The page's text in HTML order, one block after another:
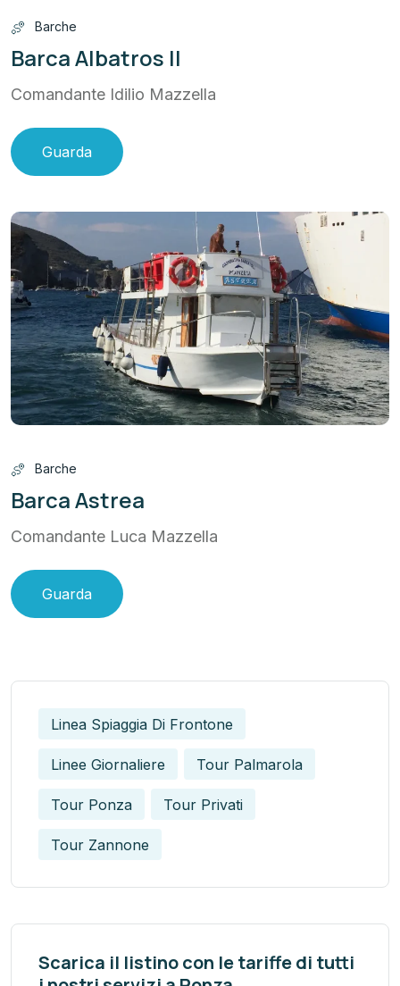
Barche
Barca Albatros II
Comandante Idilio Mazzella
Guarda
Barche
Barca Astrea
Comandante Luca Mazzella
Guarda
Linea Spiaggia Di Frontone
Linee Giornaliere Tour Palmarola
Tour Ponza Tour Privati
Tour Zannone
Scarica il listino con le tariffe di tutti